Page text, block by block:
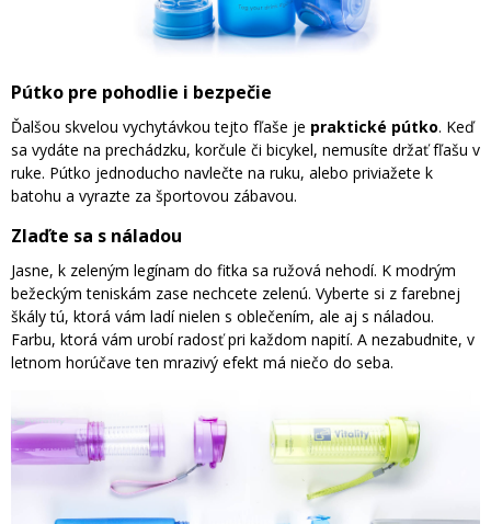
Pútko pre pohodlie i bezpečie
Ďalšou skvelou vychytávkou tejto fľaše je praktické pútko. Keď
sa vydáte na prechádzku, korčule či bicykel, nemusíte držať fľašu v
ruke. Pútko jednoducho navlečte na ruku, alebo priviažete k
batohu a vyrazte za športovou zábavou.
Zlaďte sa s náladou
Jasne, k zeleným legínam do fitka sa ružová nehodí. K modrým
bežeckým teniskám zase nechcete zelenú. Vyberte si z farebnej
škály tú, ktorá vám ladí nielen s oblečením, ale aj s náladou.
Farbu, ktorá vám urobí radosť pri každom napití. A nezabudnite, v
letnom horúčave ten mrazivý efekt má niečo do seba.